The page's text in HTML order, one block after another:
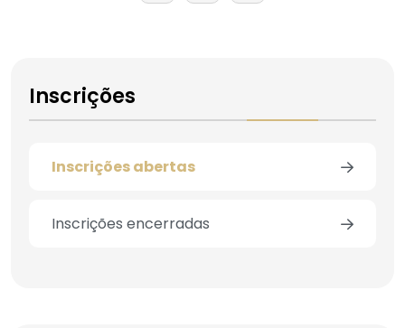
Inscrições
Inscrições abertas
Inscrições encerradas